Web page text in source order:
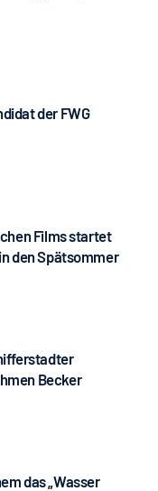
der FWG
Films startet
den Spätsommer
Becker
das „Wasser